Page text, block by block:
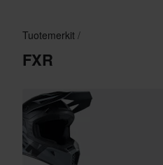
Tuotemerkit
FXR